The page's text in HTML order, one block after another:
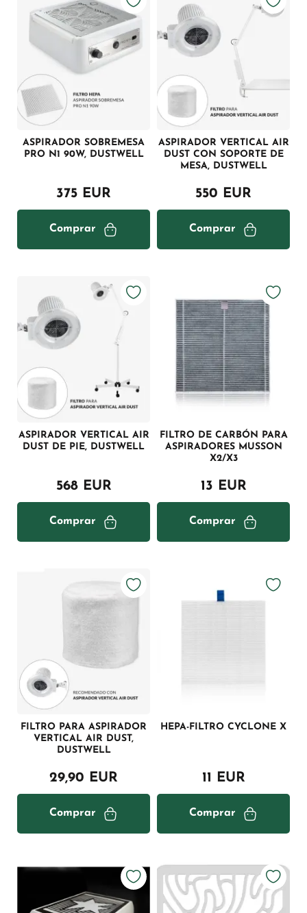
ASPIRADOR SOBREMESA
PRO N1 90W, DUSTWELL
375 EUR
Comprar
ASPIRADOR VERTICAL AIR
DUST CON SOPORTE DE
MESA, DUSTWELL
550 EUR
Comprar
ASPIRADOR VERTICAL AIR
DUST DE PIE, DUSTWELL
568 EUR
Comprar
FILTRO DE CARBÓN PARA
ASPIRADORES MUSSON
X2/X3
13 EUR
Comprar
FILTRO PARA ASPIRADOR
VERTICAL AIR DUST,
DUSTWELL
29,90 EUR
Comprar
HEPA-FILTRO CYCLONE X
11 EUR
Comprar